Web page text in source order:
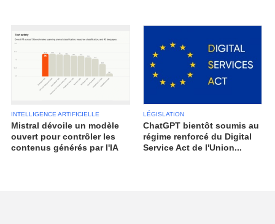
INTELLIGENCE ARTIFICIELLE
Mistral dévoile un modèle
ouvert pour contrôler les
contenus générés par l'IA
LÉGISLATION
ChatGPT bientôt soumis au
régime renforcé du Digital
Service Act de l'Union...